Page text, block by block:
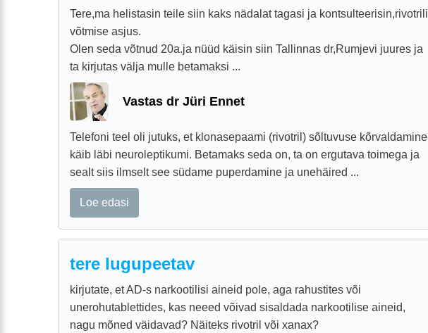
Tere,ma helistasin teile siin kaks nädalat tagasi ja kontsulteerisin,rivotrili
võtmise asjus.
Olen seda võtnud 20a.ja nüüd käisin siin Tallinnas dr,Rumjevi juures ja
ta kirjutas välja mulle betamaksi ...
Vastas dr Jüri Ennet
Telefoni teel oli jutuks, et klonasepaami (rivotril) sõltuvuse kõrvaldamine
käib läbi neuroleptikumi. Betamaks seda on, ta on ergutava toimega ja
sealt siis ilmselt see südame puperdamine ja unehäired ...
Loe edasi
tere lugupeetav
kirjutate, et AD-s narkootilisi aineid pole, aga rahustites või
unerohutablettides, kas neeed võivad sisaldada narkootilise aineid,
nagu mõned väidavad? Näiteks rivotril või xanax?